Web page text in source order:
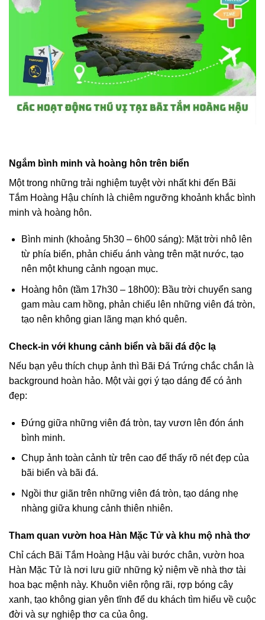
Ngắm bình minh và hoàng hôn trên biển
Một trong những trải nghiệm tuyệt vời nhất khi đến Bãi
Tắm Hoàng Hậu chính là chiêm ngưỡng khoảnh khắc bình
minh và hoàng hôn.
Bình minh (khoảng 5h30 – 6h00 sáng): Mặt trời nhô lên
từ phía biển, phản chiếu ánh vàng trên mặt nước, tạo
nên một khung cảnh ngoạn mục.
Hoàng hôn (tầm 17h30 – 18h00): Bầu trời chuyển sang
gam màu cam hồng, phản chiếu lên những viên đá tròn,
tạo nên không gian lãng mạn khó quên.
Check-in với khung cảnh biển và bãi đá độc lạ
Nếu bạn yêu thích chụp ảnh thì Bãi Đá Trứng chắc chắn là
background hoàn hảo. Một vài gợi ý tạo dáng để có ảnh
đẹp:
Đứng giữa những viên đá tròn, tay vươn lên đón ánh
bình minh.
Chụp ảnh toàn cảnh từ trên cao để thấy rõ nét đẹp của
bãi biển và bãi đá.
Ngồi thư giãn trên những viên đá tròn, tạo dáng nhẹ
nhàng giữa khung cảnh thiên nhiên.
Tham quan vườn hoa Hàn Mặc Tử và khu mộ nhà thơ
Chỉ cách Bãi Tắm Hoàng Hậu vài bước chân, vườn hoa
Hàn Mặc Tử là nơi lưu giữ những kỷ niệm về nhà thơ tài
hoa bạc mệnh này. Khuôn viên rộng rãi, rợp bóng cây
xanh, tạo không gian yên tĩnh để du khách tìm hiểu về cuộc
đời và sự nghiệp thơ ca của ông.